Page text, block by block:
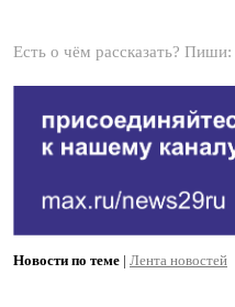
Есть о чём рассказать? Пиши:
Новости по теме | Лента новостей